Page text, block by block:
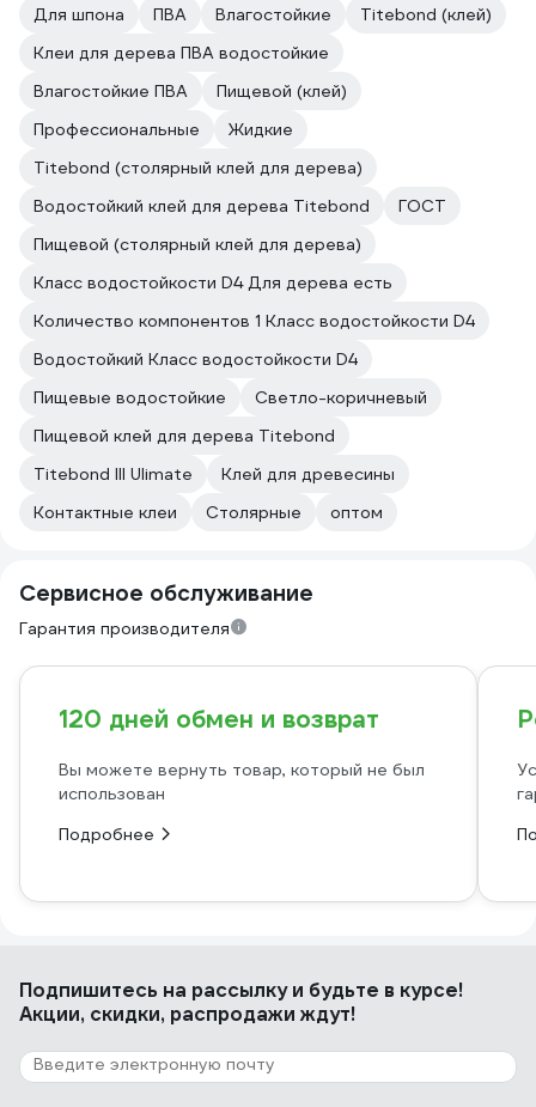
Для шпона
ПВА Влагостойкие
Titebond (клей)
Клеи для дерева ПВА водостойкие
Влагостойкие ПВА
Пищевой (клей)
Профессиональные
Жидкие
Titebond (столярный клей для дерева)
Водостойкий клей для дерева Titebond
ГОСТ
Пищевой (столярный клей для дерева)
Класс водостойкости D4 Для дерева есть
Количество компонентов 1 Класс водостойкости D4
Водостойкий Класс водостойкости D4
Пищевые водостойкие
Светло-коричневый
Пищевой клей для дерева Titebond
Titebond III Ulimate
Клей для древесины
Контактные клеи
Столярные оптом
Сервисное обслуживание
Гарантия производителя
120 дней обмен и возврат
Вы можете вернуть товар, который не был
использован
Подробнее
Подпишитесь на рассылкуи будьте в курсе!
Акции, скидки, распродажи ждут!